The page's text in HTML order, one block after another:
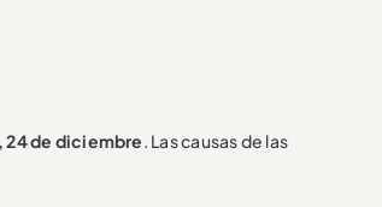
24 de diciembre. Las causas de las